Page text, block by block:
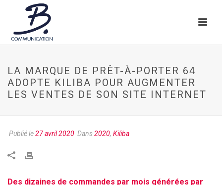
LA MARQUE DE PRÊT-À-PORTER 64
ADOPTE KILIBA POUR AUGMENTER
LES VENTES DE SON SITE INTERNET
Publié le27 avril 2020 Dans2020, Kiliba
Des dizaines de commandes par mois générées par